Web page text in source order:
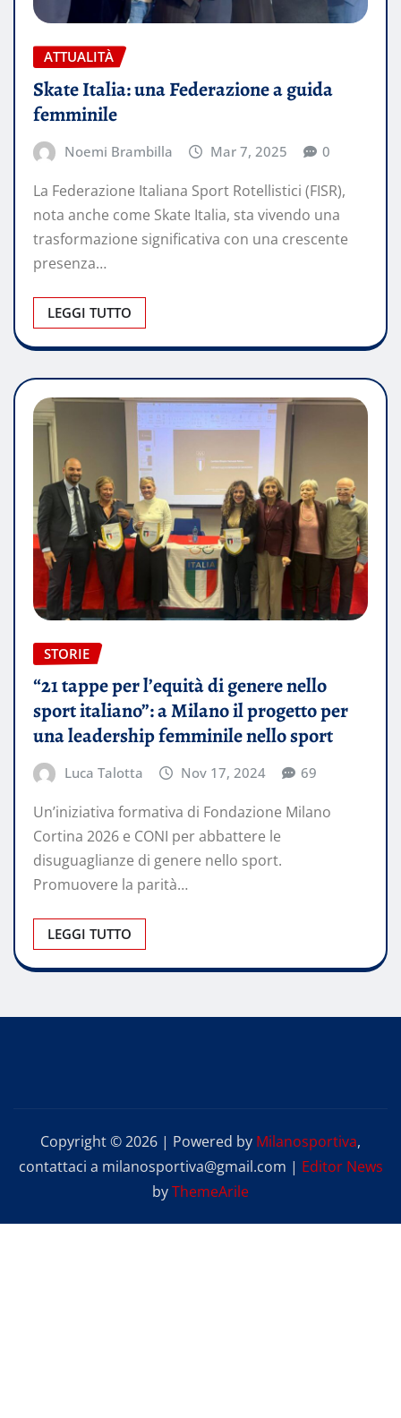
ATTUALITÀ
Skate Italia: una Federazione a guida
femminile
Noemi Brambilla Mar 7, 2025 0
La Federazione Italiana Sport Rotellistici (FISR),
nota anche come Skate Italia, sta vivendo una
trasformazione significativa con una crescente
presenza…
LEGGI TUTTO
STORIE
“21 tappe per l’equità di genere nello
sport italiano”: a Milano il progetto per
una leadership femminile nello sport
Luca Talotta Nov 17, 2024 69
Un’iniziativa formativa di Fondazione Milano
Cortina 2026 e CONI per abbattere le
disuguaglianze di genere nello sport.
Promuovere la parità…
LEGGI TUTTO
Copyright © 2026 | Powered by Milanosportiva,
contattaci a milanosportiva@gmail.com | Editor News
byThemeArile